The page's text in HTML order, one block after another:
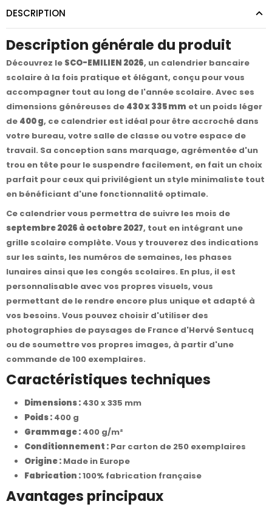
DESCRIPTION
Description générale du produit
Découvrez le SCO-EMILIEN 2026, un calendrier bancaire
scolaire à la fois pratique et élégant, conçu pour vous
accompagner tout au long de l'année scolaire. Avec ses
dimensions généreuses de 430 x 335 mm et un poids léger
de 400 g, ce calendrier est idéal pour être accroché dans
votre bureau, votre salle de classe ou votre espace de
travail. Sa conception sans marquage, agrémentée d'un
trou en tête pour le suspendre facilement, en fait un choix
parfait pour ceux qui privilégient un style minimaliste tout
en bénéficiant d'une fonctionnalité optimale.
Ce calendrier vous permettra de suivre les mois de
septembre 2026 à octobre 2027, tout en intégrant une
grille scolaire complète. Vous y trouverez des indications
sur les saints, les numéros de semaines, les phases
lunaires ainsi que les congés scolaires. En plus, il est
personnalisable avec vos propres visuels, vous
permettant de le rendre encore plus unique et adapté à
vos besoins. Vous pouvez choisir d'utiliser des
photographies de paysages de France d'Hervé Sentucq
ou de soumettre vos propres images, à partir d'une
commande de 100 exemplaires.
Caractéristiques techniques
Dimensions : 430 x 335 mm
Poids : 400 g
Grammage : 400 g/m²
Conditionnement : Par carton de 250 exemplaires
Origine : Made in Europe
Fabrication :100% fabrication française
Avantages principaux